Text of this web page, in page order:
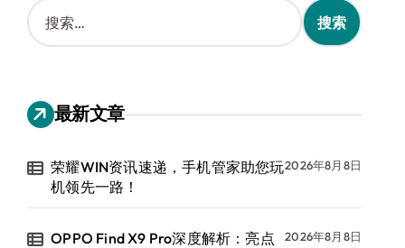
搜
索
：
最新文章
荣耀WIN资讯速递，手机管家助您玩
机领先一路！
2026年8月8日
OPPO Find X9 Pro深度解析：亮点
2026年8月8日